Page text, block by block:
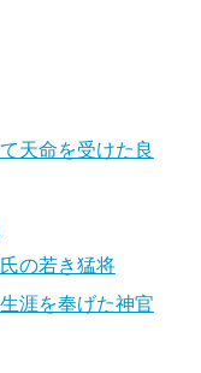
天命を受けた良
の若き猛将
涯を奉げた神官